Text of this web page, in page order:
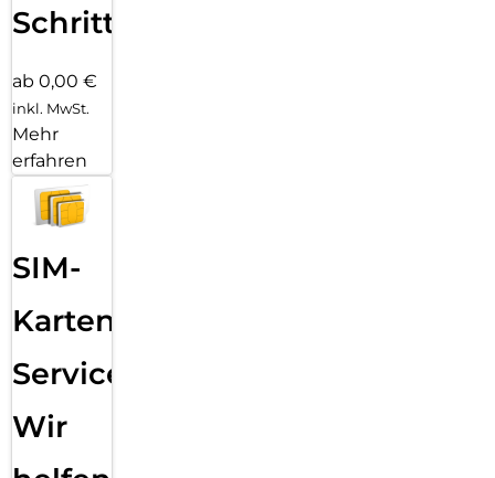
Schritten
ab 0,00 €
inkl. MwSt.
Mehr
erfahren
SIM-
Karten
Service:
Wir